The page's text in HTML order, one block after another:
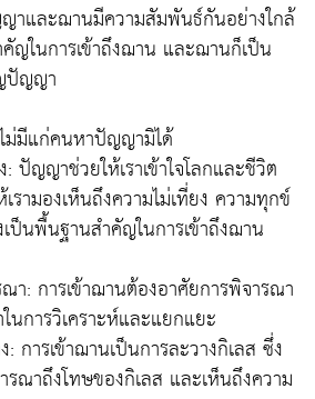
าและฌานมีความสัมพันธ์กันอย่างใกล้
ในการเข้าถึงฌาน และฌานก็เป็น
ปัญญา
ม่มีแก่คนหาปัญญามิได้
ปัญญาช่วยให้เราเข้าใจโลกและชีวิต
รามองเห็นถึงความไม่เที่ยง ความทุกข์
ป็นพื้นฐานสำคัญในการเข้าถึงฌาน
: การเข้าฌานต้องอาศัยการพิจารณา
การวิเคราะห์และแยกแยะ
การเข้าฌานเป็นการละวางกิเลส ซึ่ง
ณาถึงโทษของกิเลส และเห็นถึงความ